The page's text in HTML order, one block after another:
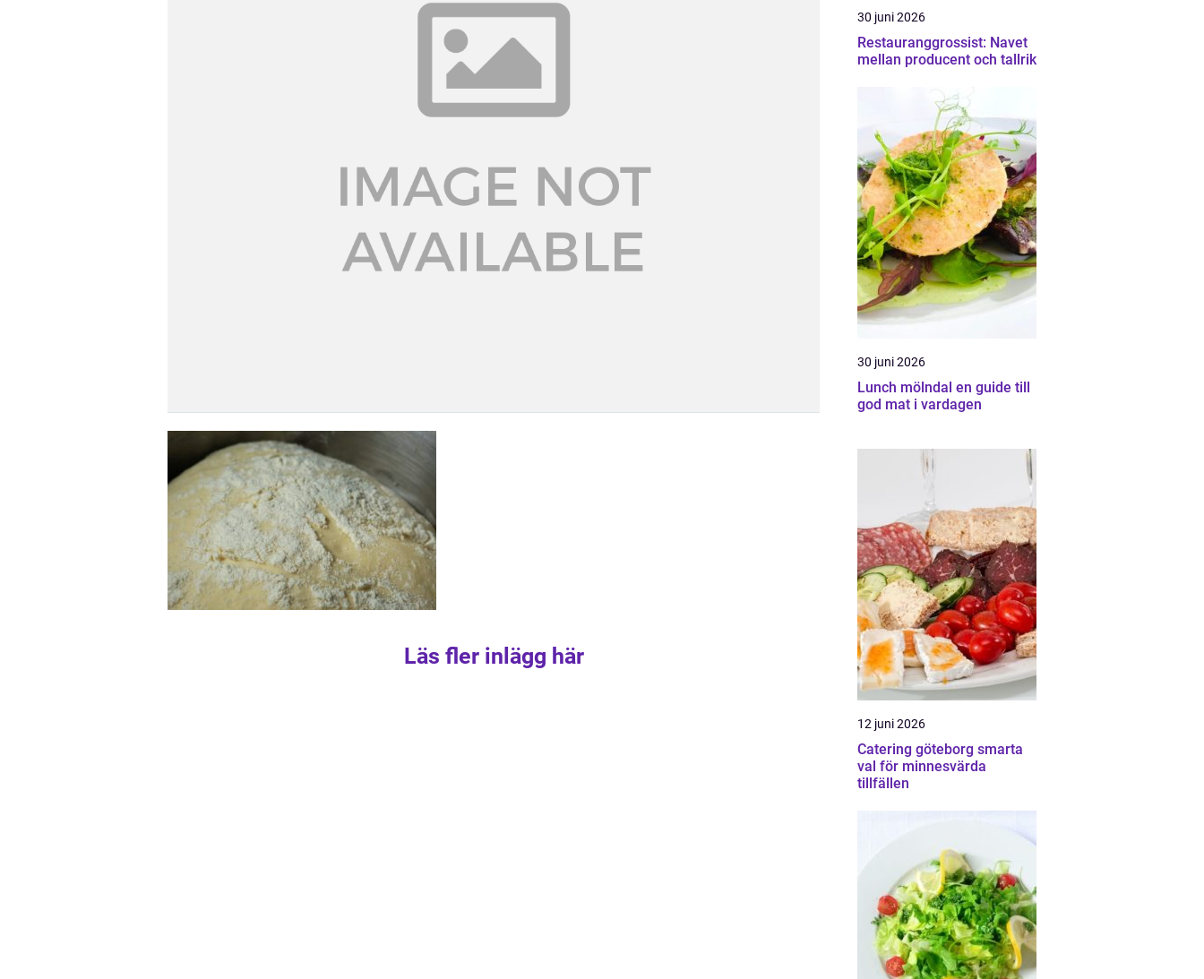
Läs fler inlägg här
30 juni 2026
Restauranggrossist: Navet
mellan producent och tallrik
30 juni 2026
Lunch mölndal en guide till
god mat i vardagen
12 juni 2026
Catering göteborg smarta
val för minnesvärda
tillfällen